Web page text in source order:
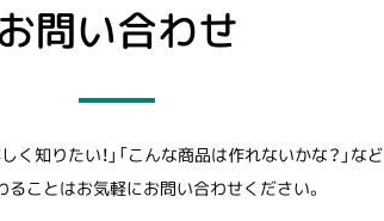
問い合わせ
く知りたい！」「こんな商品は作れないかな？」など
ることはお気軽にお問い合わせください。